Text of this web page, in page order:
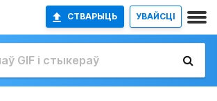
СТВАРЫЦЬ УВАЙСЦІ